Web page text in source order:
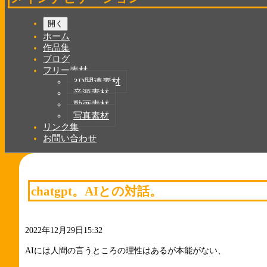
開く
ホーム
作品集
ブログ
フリー素材
3D関連素材
音源素材
動画素材
写真素材
リンク集
お問い合わせ
chatgpt。AIとの対話。
2022年12月29日15:32
AIには人間の言うところの理性はあるが本能がない、